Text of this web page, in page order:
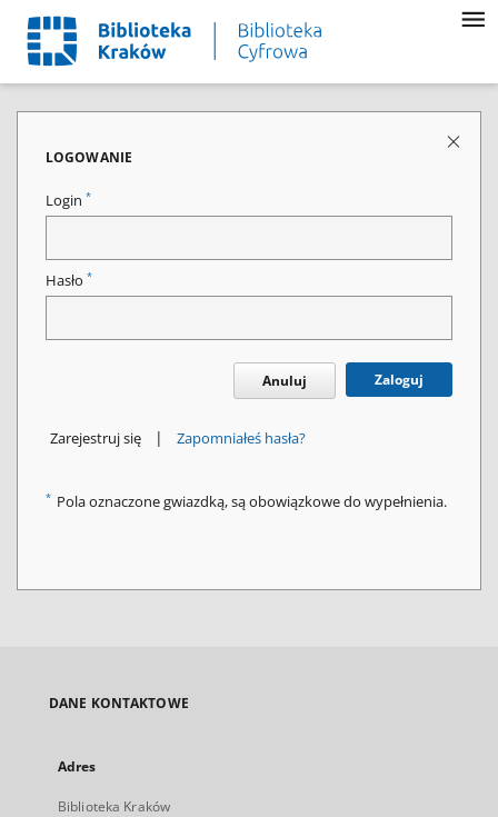
LOGOWANIE
Login *
Hasło *
Anuluj Zaloguj
Zarejestruj się | Zapomniałeś hasła?
* Pola oznaczone gwiazdką, są obowiązkowe do wypełnienia.
DANE KONTAKTOWE
Adres
Biblioteka Kraków